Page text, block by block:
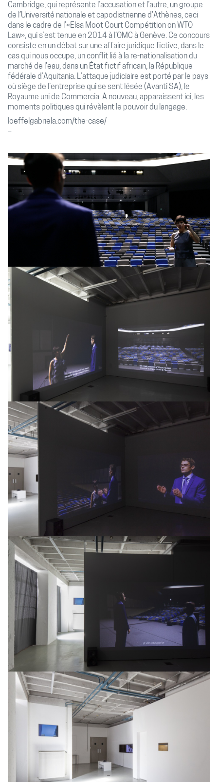
Cambridge, qui représente l’accusation et l’autre, un groupe
de l’Université nationale et capodistrienne d’Athènes, ceci
dans le cadre de l’«Elsa Moot Court Compétition on WTO
Law», qui s’est tenue en 2014 à l’OMC à Genève. Ce concours
consiste en un débat sur une affaire juridique fictive; dans le
cas qui nous occupe, un conflit lié à la re-nationalisation du
marché de l’eau, dans un État fictif africain, la République
fédérale d’Aquitania. L’attaque judiciaire est porté par le pays
où siège de l’entreprise qui se sent lésée (Avanti SA), le
Royaume uni de Commercia. À nouveau, apparaissent ici, les
moments politiques qui révèlent le pouvoir du langage.
loeffelgabriela.com/the-case/